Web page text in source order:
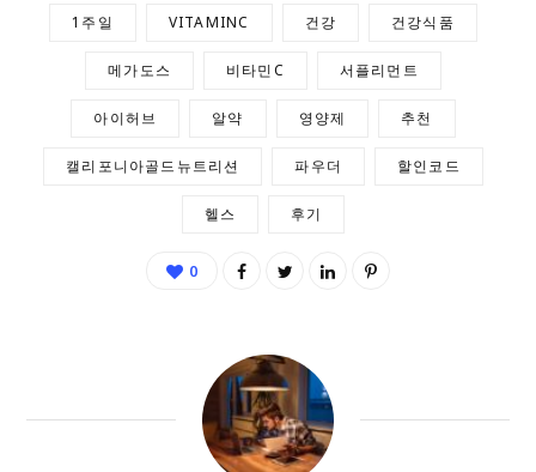
1주일 VITAMINC 건강 건강식품
메가도스 비타민C 서플리먼트
아이허브 알약 영양제 추천
캘리포니아골드뉴트리션 파우더 할인코드
헬스 후기
0